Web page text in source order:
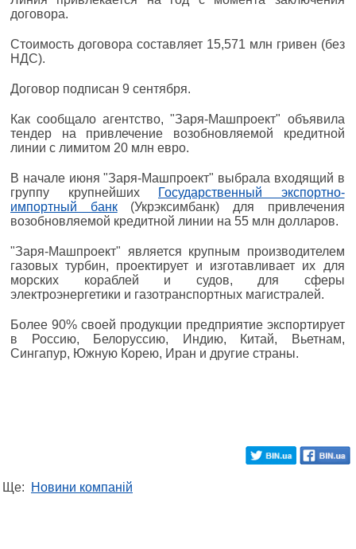
договора.
Стоимость договора составляет 15,571 млн гривен (без
НДС).
Договор подписан 9 сентября.
Как сообщало агентство, "Заря-Машпроект" объявила
тендер на привлечение возобновляемой кредитной
линии с лимитом 20 млн евро.
В начале июня "Заря-Машпроект" выбрала входящий в
группу крупнейших
Государственный экспортно-
импортный банк(Укрэксимбанк) для привлечения
возобновляемой кредитной линии на 55 млн долларов.
"Заря-Машпроект" является крупным производителем
газовых турбин, проектирует и изготавливает их для
морских кораблей и судов, для сферы
электроэнергетики и газотранспортных магистралей.
Более 90% своей продукции предприятие экспортирует
в Россию, Белоруссию, Индию, Китай, Вьетнам,
Сингапур, Южную Корею, Иран и другие страны.
Ще: Новини компаній